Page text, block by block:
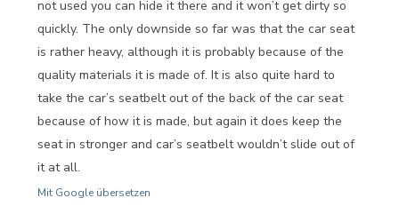
not used you can hide it there and it won’t get dirty so
quickly. The only downside so far was that the car seat
is rather heavy, although it is probably because of the
quality materials it is made of. It is also quite hard to
take the car’s seatbelt out of the back of the car seat
because of how it is made, but again it does keep the
seat in stronger and car’s seatbelt wouldn’t slide out of
it at all.
Mit Google übersetzen